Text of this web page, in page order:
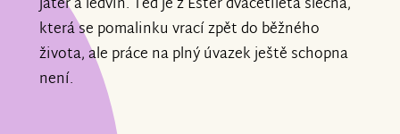
která se pomalinku vrací zpět do běžného
života, ale práce na plný úvazek ještě schopna
není.